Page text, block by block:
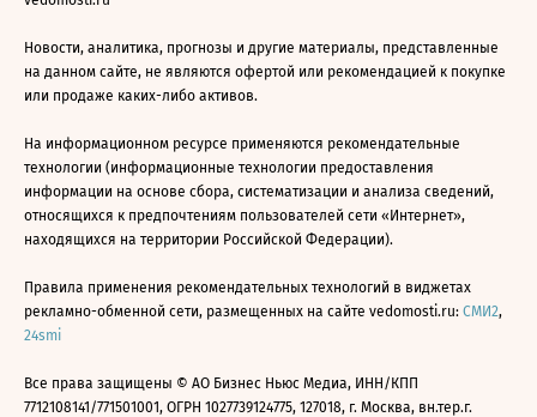
Новости, аналитика, прогнозы и другие материалы, представленные
на данном сайте, не являются офертой или рекомендацией к покупке
или продаже каких-либо активов.
На информационном ресурсе применяются рекомендательные
технологии (информационные технологии предоставления
информации на основе сбора, систематизации и анализа сведений,
относящихся к предпочтениям пользователей сети «Интернет»,
находящихся на территории Российской Федерации).
Правила применения рекомендательных технологий в виджетах
рекламно-обменной сети, размещенных на сайте vedomosti.ru: СМИ2,
24smi
Все права защищены © АО Бизнес Ньюс Медиа, ИНН/КПП
7712108141/771501001, ОГРН 1027739124775, 127018, г. Москва, вн.тер.г.